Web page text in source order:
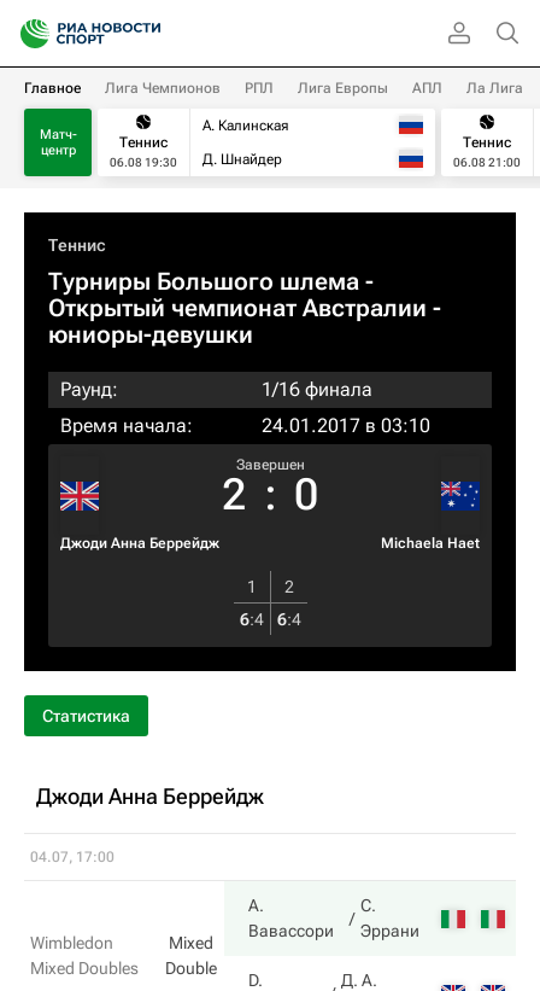
Главное Лига Чемпионов РПЛ Лига Европы АПЛ Ла Лига
Матч-
центр
Теннис
06.08 19:30
А. Калинская
Д. Шнайдер
Теннис
06.08 21:00
Теннис
Турниры Большого шлема -
Открытый чемпионат Австралии -
юниоры-девушки
Раунд:
1/16 финала
Время начала:
24.01.2017 в 03:10
Джоди Анна Беррейдж
Завершен
2 : 0
Michaela Haet
1
2
6:4 6:4
Статистика
Джоди Анна Беррейдж
04.07, 17:00
Wimbledon
Mixed Doubles
Mixed
Double
А.
Вавассори
С.
Эррани
D.
Д. А.